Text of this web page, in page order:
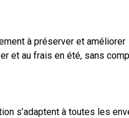
à préserver et améliorer
et au frais en été, sans
s’adaptent à toutes les